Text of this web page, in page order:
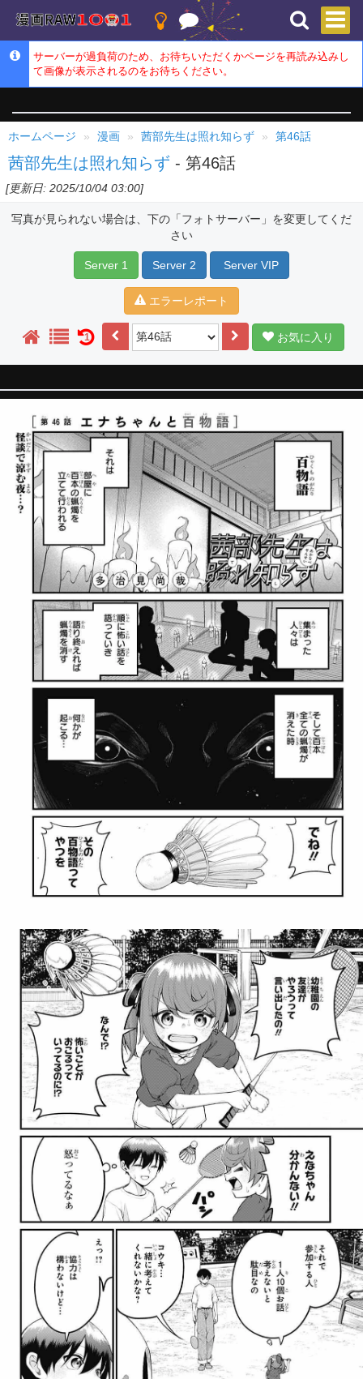
サーバーが過負荷のため、お待ちいただくかページを再読み込みし
て画像が表示されるのをお待ちください。
ホームページ 漫画 茜部先生は照れ知らず 第46話
茜部先生は照れ知らず - 第46話
[更新日: 2025/10/04 03:00]
写真が見られない場合は、下の「フォトサーバー」を変更してくだ
さい
Server 1 Server 2 Server VIP
エラーレポート
1 お気に入り